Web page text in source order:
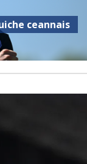
ceannais